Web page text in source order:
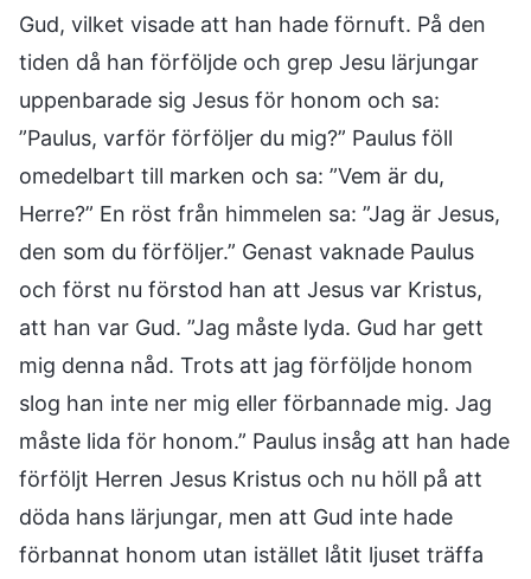
Gud, vilket visade att han hade förnuft. På den
tiden då han förföljde och grep Jesu lärjungar
uppenbarade sig Jesus för honom och sa:
”Paulus, varför förföljer du mig?” Paulus föll
omedelbart till marken och sa: ”Vem är du,
Herre?” En röst från himmelen sa: ”Jag är Jesus,
den som du förföljer.” Genast vaknade Paulus
och först nu förstod han att Jesus var Kristus,
att han var Gud. ”Jag måste lyda. Gud har gett
mig denna nåd. Trots att jag förföljde honom
slog han inte ner mig eller förbannade mig. Jag
måste lida för honom.” Paulus insåg att han hade
förföljt Herren Jesus Kristus och nu höll på att
döda hans lärjungar, men att Gud inte hade
förbannat honom utan istället låtit ljuset träffa